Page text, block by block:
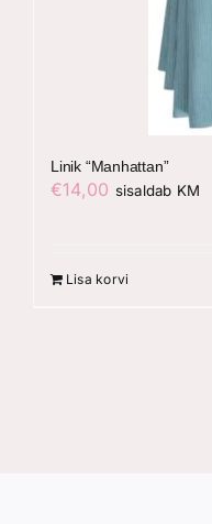
Linik “Manhattan”
€14,00 sisaldab KM
Lisa korvi